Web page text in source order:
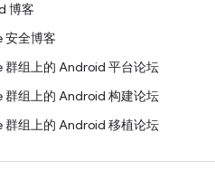
博客
安全博客
群组上的 Android 平台论坛
群组上的 Android 构建论坛
群组上的 Android 移植论坛